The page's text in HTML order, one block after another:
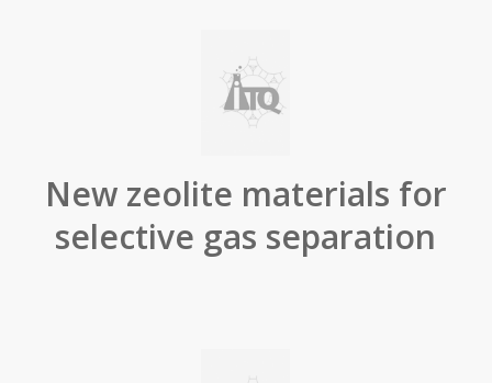
New zeolite materials for
selective gas separation